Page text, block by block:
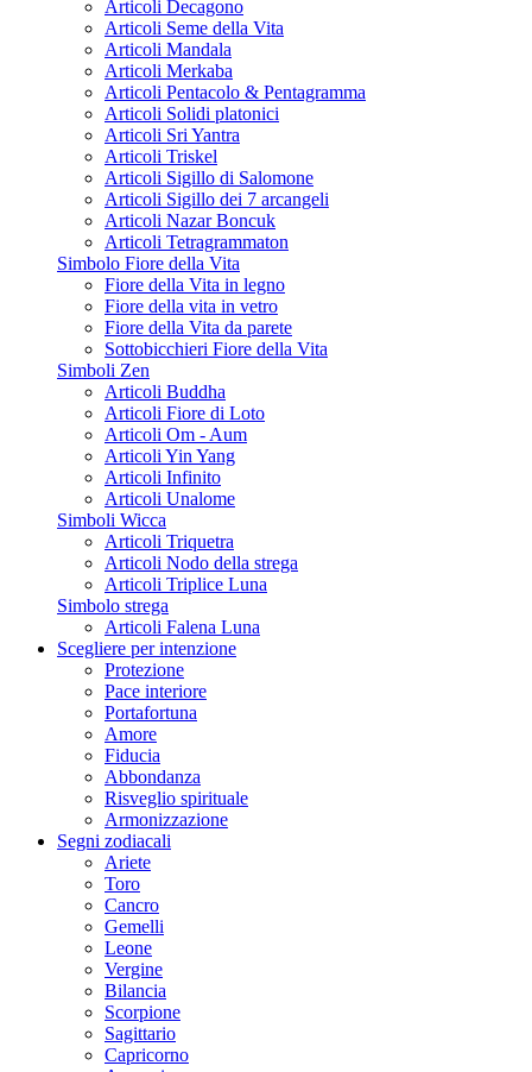
Articoli Decagono
Articoli Seme della Vita
Articoli Mandala
Articoli Merkaba
Articoli Pentacolo & Pentagramma
Articoli Solidi platonici
Articoli Sri Yantra
Articoli Triskel
Articoli Sigillo di Salomone
Articoli Sigillo dei 7 arcangeli
Articoli Nazar Boncuk
Articoli Tetragrammaton
Simbolo Fiore della Vita
Fiore della Vita in legno
Fiore della vita in vetro
Fiore della Vita da parete
Sottobicchieri Fiore della Vita
Simboli Zen
Articoli Buddha
Articoli Fiore di Loto
Articoli Om - Aum
Articoli Yin Yang
Articoli Infinito
Articoli Unalome
Simboli Wicca
Articoli Triquetra
Articoli Nodo della strega
Articoli Triplice Luna
Simbolo strega
Articoli Falena Luna
Scegliere per intenzione
Protezione
Pace interiore
Portafortuna
Amore
Fiducia
Abbondanza
Risveglio spirituale
Armonizzazione
Segni zodiacali
Ariete
Toro
Cancro
Gemelli
Leone
Vergine
Bilancia
Scorpione
Sagittario
Capricorno